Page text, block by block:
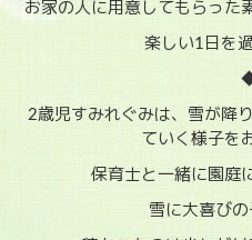
お家の人に用意してもらった
楽しい1日を
2歳児すみれぐみは、雪が降
ていく様子を
保育士と一緒に園庭
雪に大喜びの